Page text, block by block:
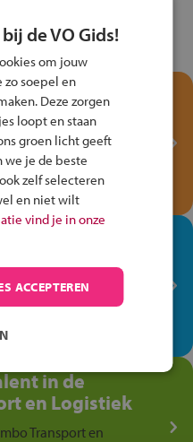
met het
Veilig Verkeersspel
fiets!
ben je op je
het vmbo jouw talent
waar elke dag
in de
en Logistiek
Transport en
de VO Gids!
om jouw
zo soepel en
Deze zorgen
loopt en staan
groen licht geeft
we je de beste
zelf selecteren
en niet wilt
vind je in onze
ACCEPTEREN